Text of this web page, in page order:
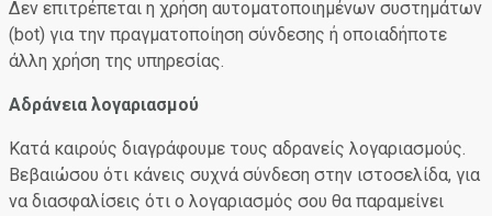
Δεν επιτρέπεται η χρήση αυτοματοποιημένων συστημάτων
(bot) για την πραγματοποίηση σύνδεσης ή οποιαδήποτε
άλλη χρήση της υπηρεσίας.
Αδράνεια λογαριασμού
Κατά καιρούς διαγράφουμε τους αδρανείς λογαριασμούς.
Βεβαιώσου ότι κάνεις συχνά σύνδεση στην ιστοσελίδα, για
να διασφαλίσεις ότι ο λογαριασμός σου θα παραμείνει